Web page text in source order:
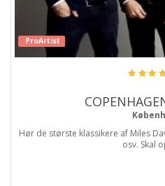
ProArtist
Hør de største klassikere af Miles
osv. Skal